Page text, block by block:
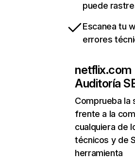
puede
Escanea tu
errores
netflix.com
Auditoría
Comprueba la
frente a la
cualquiera de
técnicos y de
herramienta